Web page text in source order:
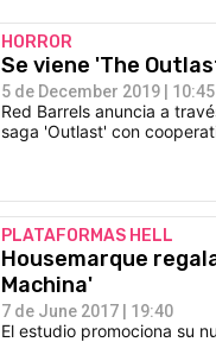
HORROR
Se viene 'The
5 de December 2019 | 10:45
Red Barrels anuncia a
saga 'Outlast' con
PLATAFORMAS HELL
Housemarque
Machina'
7 de June 2017 | 19:40
El estudio promociona su